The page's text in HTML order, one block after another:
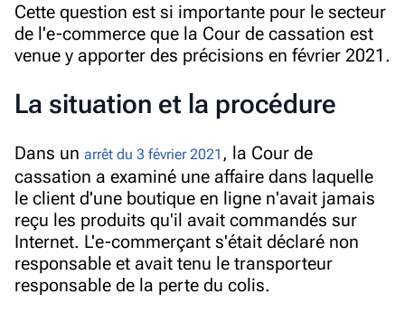
Cette question est si importante pour le secteur
de l'e-commerce que la Cour de cassation est
venue y apporter des précisions en février 2021.
La situation et la procédure
Dans un arrêt du 3 février 2021 , la Cour de
cassation a examiné une affaire dans laquelle
le client d'une boutique en ligne n'avait jamais
reçu les produits qu'il avait commandés sur
Internet. L'e-commerçant s'était déclaré non
responsable et avait tenu le transporteur
responsable de la perte du colis.